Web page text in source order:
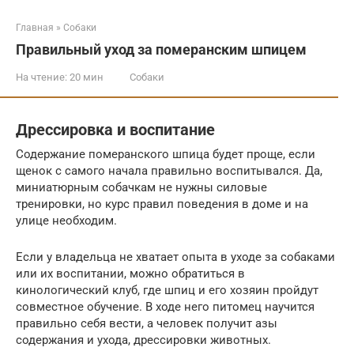
Главная » Собаки
Правильный уход за померанским шпицем
На чтение: 20 мин Собаки
Дрессировка и воспитание
Содержание померанского шпица будет проще, если
щенок с самого начала правильно воспитывался. Да,
миниатюрным собачкам не нужны силовые
тренировки, но курс правил поведения в доме и на
улице необходим.
Если у владельца не хватает опыта в уходе за собаками
или их воспитании, можно обратиться в
кинологический клуб, где шпиц и его хозяин пройдут
совместное обучение. В ходе него питомец научится
правильно себя вести, а человек получит азы
содержания и ухода, дрессировки животных.